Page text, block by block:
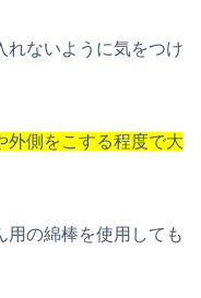
れないように気をつけ
外側をこする程度で大
用の綿棒を使用しても